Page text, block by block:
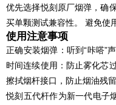
优先选择悦刻原厂烟弹，确
买单颗测试兼容性。 避免使
使用注意事项
正确安装烟弹：听到“咔嗒”
时间连续使用：防止雾化芯
擦拭烟杆接口，防止烟油残留
悦刻五代杆作为新一代电子